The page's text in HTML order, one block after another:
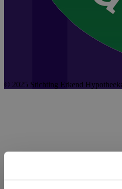
© 2025 Stichting Erkend